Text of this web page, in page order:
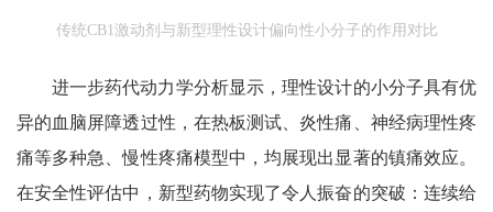
传统CB1激动剂与新型理性设计偏向性小分子的作用对比
进一步药代动力学分析显示，理性设计的小分子具有优
异的血脑屏障透过性，在热板测试、炎性痛、神经病理性疼
痛等多种急、慢性疼痛模型中，均展现出显著的镇痛效应。
在安全性评估中，新型药物实现了令人振奋的突破：连续给